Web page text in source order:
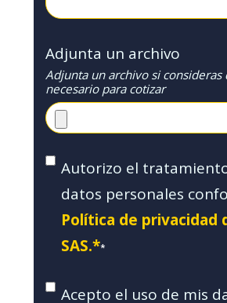
Adjunta un archivo
Adjunta un archivo si consideras
necesario para cotizar
Autorizo el
datos personales
Política de privacidad
SAS.**
Acepto el uso de mis